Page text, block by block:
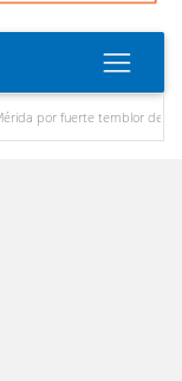
temblor desalojan